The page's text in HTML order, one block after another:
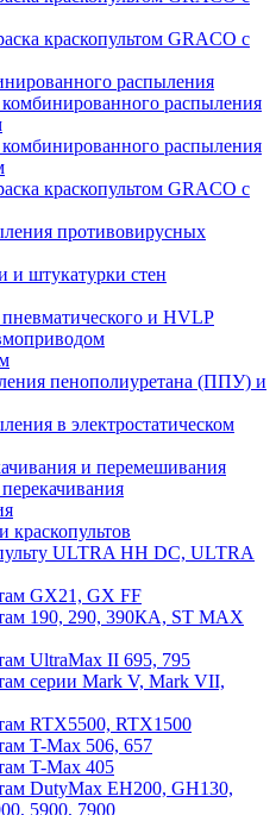
краскопультом GRACO с
распыления
распыления
распыления
краскопультом GRACO с
противовирусных
штукатурки стен
и HVLP
пенополиуретана (ППУ) и
в электростатическом
и перемешивания
краскопультов
ULTRA HH DC, ULTRA
GX21, GX FF
190, 290, 390КА, ST MAX
UltraMax II 695, 795
серии Mark V, Mark VII,
RTX5500, RTX1500
T-Max 506, 657
T-Max 405
DutyMax EH200, GH130,
5900, 7900